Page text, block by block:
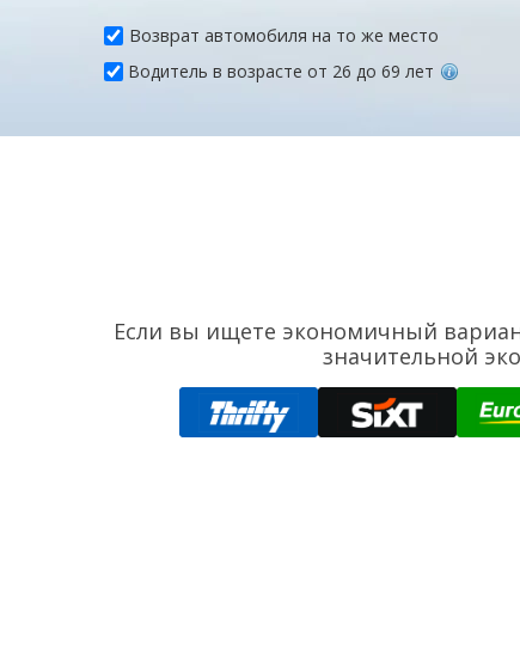
Возврат автомобиля на то же место
Водитель в возрасте от 26 до 69 лет
Если вы ищете экономичный
значительной